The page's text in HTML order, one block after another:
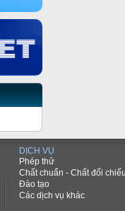
DỊCH VỤ
Phép thử
Chất chuẩn - Chất đối chiếu
Đào tạo
Các dịch vụ khác